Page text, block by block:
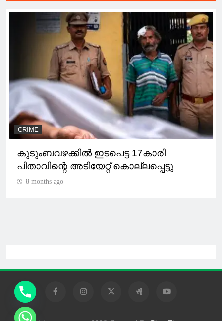
CRIME
കുടുംബവഴക്കില്‍ ഇടപെട്ട 17കാരി
പിതാവിന്റെ അടിയേറ്റ് കൊല്ലപ്പെട്ടു
8 months ago